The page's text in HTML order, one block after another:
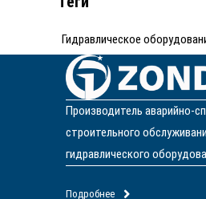
Гидравлическое
Производитель аварийно-
строительного
гидравлического
Подробнее